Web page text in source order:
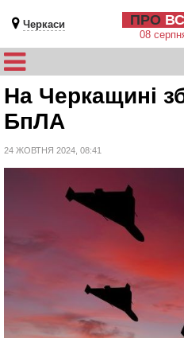
Черкаси ПРО
08
На Черкащині
БпЛА
24 ЖОВТНЯ 2024, 08:41